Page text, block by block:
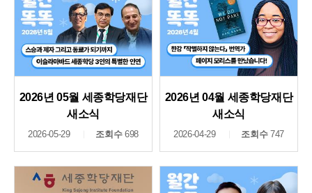
2026년 05월 세종학당재단
새소식
2026-05-29 조회수698
2026년 04월 세종학당재단
새소식
2026-04-29 조회수747